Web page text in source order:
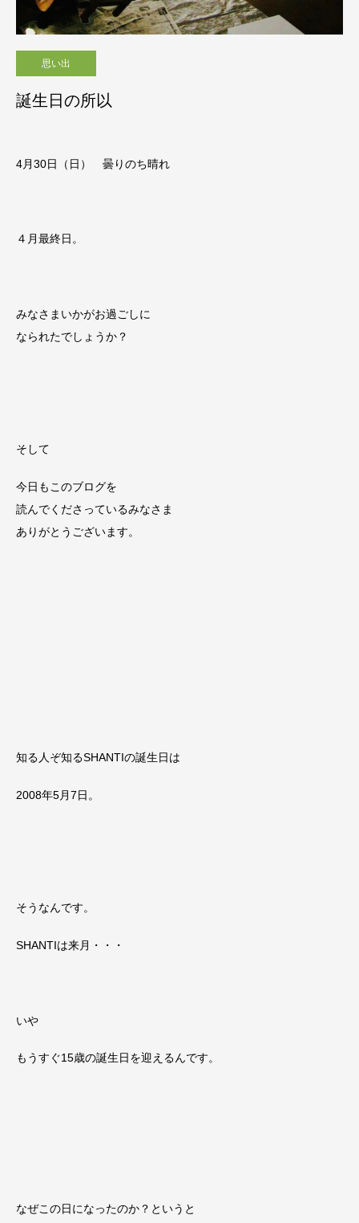
思い出
誕生日の所以
4月30日（日） 曇りのち晴れ
４月最終日。
みなさまいかがお過ごしに
なられたでしょうか？
そして
今日もこのブログを
読んでくださっているみなさま
ありがとうございます。
知る人ぞ知るSHANTIの誕生日は
2008年5月7日。
そうなんです。
SHANTIは来月・・・
いや
もうすぐ15歳の誕生日を迎えるんです。
なぜこの日になったのか？というと